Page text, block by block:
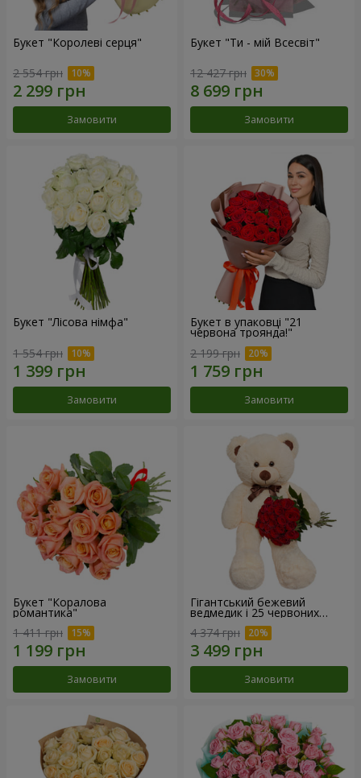
Букет "Королеві серця"
2 554 грн
Замовити
Букет "Ти - мій Всесвіт"
12 427 грн
Замовити
Букет "Лісова німфа"
1 554 грн
Замовити
Букет в упаковці "21
червона троянда!"
2 199 грн
Замовити
Букет "Коралова
романтика"
1 411 грн
Замовити
Гігантський бежевий
ведмедик і 25 червоних
троянд
4 374 грн
Замовити